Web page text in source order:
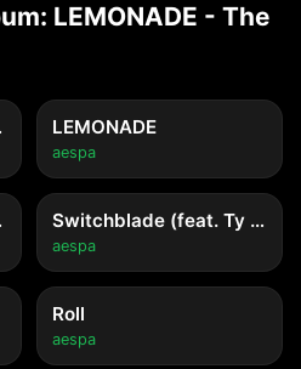
LEMONADE - The
G) LEMONADE
aespa
Switchblade (feat. Ty Dolla $ign)
aespa
Roll
aespa